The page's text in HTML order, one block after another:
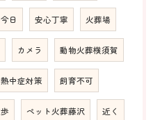
今日 安心丁寧 火葬場
カメラ 動物火葬横須賀
熱中症対策 飼育不可
ペット火葬藤沢 近く